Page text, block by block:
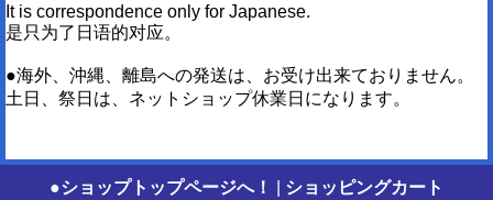
It is correspondence only for Japanese.
是只为了日语的对应。
●海外、沖縄、離島への発送は、お受け出来ておりません。
土日、祭日は、ネットショップ休業日になります。
●ショップトップページへ！
ショッピングカート